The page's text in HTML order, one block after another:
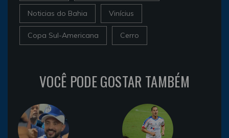
Noticias do Bahia Vinícius
Copa Sul-Americana Cerro
VOCÊ PODE GOSTAR TAMBÉM